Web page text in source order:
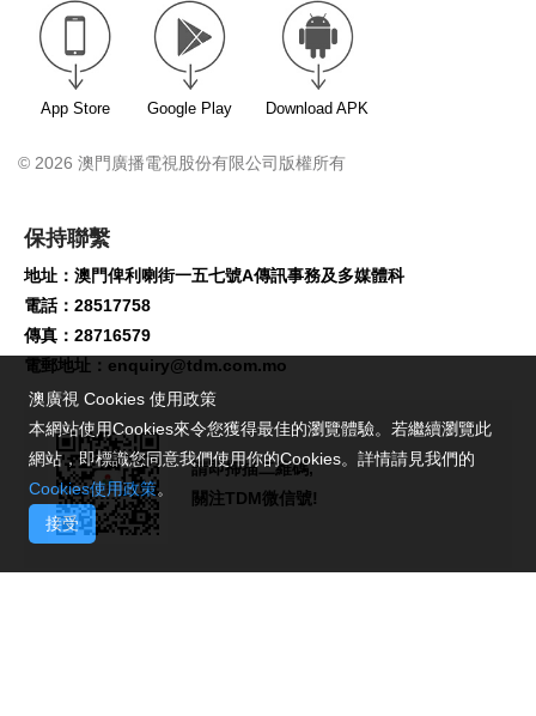
App Store Google Play Download APK
© 2026 澳門廣播電視股份有限公司版權所有
保持聯繫
地址：澳門俾利喇街一五七號A傳訊事務及多媒體科
電話：28517758
傳真：28716579
電郵地址： enquiry@tdm.com.mo
請即掃描二維碼,
關注TDM微信號!
澳廣視 Cookies 使用政策
本網站使用Cookies來令您獲得最佳的瀏覽體驗。若繼續瀏覽此
網站，即標識您同意我們使用你的Cookies。詳情請見我們的
Cookies使用政策。
接受